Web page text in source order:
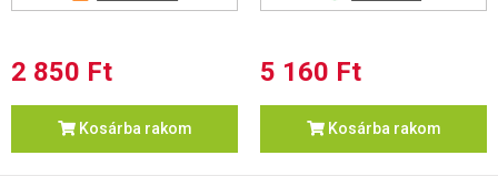
2 850 Ft
Kosárba rakom
5 160 Ft
Kosárba rakom